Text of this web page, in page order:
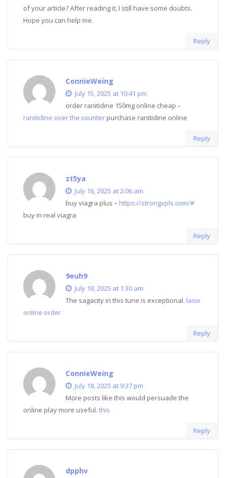
of your article? After reading it, I still have some doubts.
Hope you can help me.
Reply
ConnieWeing
July 15, 2025 at 10:41 pm
order ranitidine 150mg online cheap –
ranitidine over the counter purchase ranitidine online
Reply
zt5ya
July 16, 2025 at 2:06 am
buy viagra plus – https://strongvpls.com/#
buy in real viagra
Reply
9euh9
July 18, 2025 at 1:30 am
The sagacity in this tune is exceptional. lasix
online order
Reply
ConnieWeing
July 18, 2025 at 9:37 pm
More posts like this would persuade the
online play more useful. this
Reply
dpphv